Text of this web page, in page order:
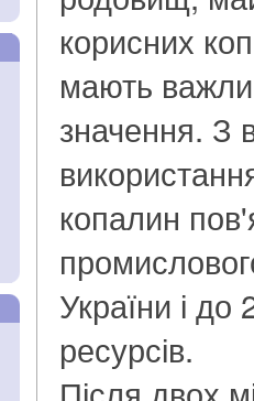
корисних
мають
значення. З
копалин
України і до
ресурсів.